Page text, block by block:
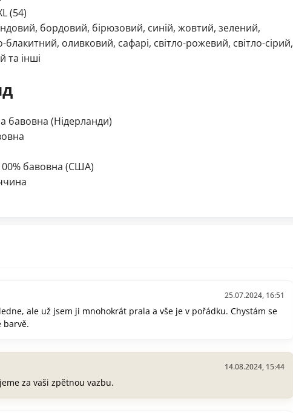
(54)
бордовий, бірюзовий, синій, жовтий, зелений,
оливковий, сафарі, світло-рожевий, світло-сірий,
та інші
бавовна (Нідерланди)
бавовна (США)
25.07.2024, 16:51
ale už jsem ji mnohokrát prala a vše je v pořádku. Chystám se
barvě.
14.08.2024, 15:44
za vaši zpětnou vazbu.